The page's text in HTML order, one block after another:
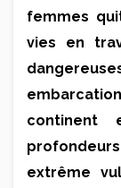
femmes
vies en
continent
extrême